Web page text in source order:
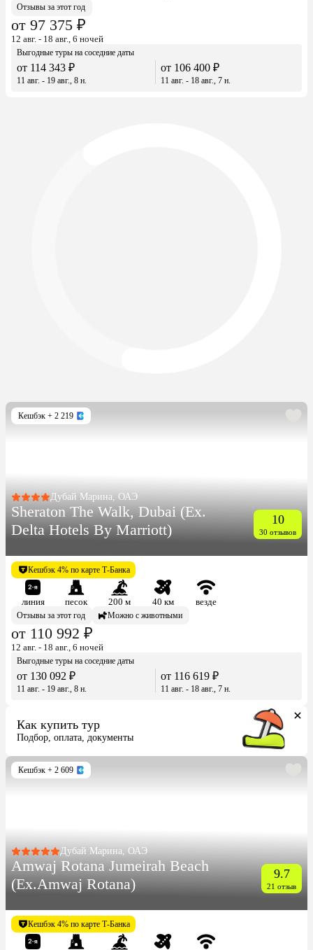
Отзывы за этот год
от 97 375 ₽
12 авг. - 18 авг., 6 ночей
Выгодные туры на соседние даты
от 114 343 ₽
11 авг. - 19 авг., 8 н.
от 106 400 ₽
11 авг. - 18 авг., 7 н.
Кешбэк + 2 219
Дубай Марина, ОАЭ
Sheraton The Walk, Dubai (Ex.
Delta Hotels By Marriott)
10
30 отзывов
Кешбэк 4% по карте Т-Банка
линия песок 200 м 40 км
везде
Отзывы за этот год
Можно с животными
от 110 992 ₽
12 авг. - 18 авг., 6 ночей
Выгодные туры на соседние даты
от 130 092 ₽
11 авг. - 19 авг., 8 н.
от 116 619 ₽
11 авг. - 18 авг., 7 н.
Как купить тур
Подбор, оплата, документы
Кешбэк + 2 609
Дубай Марина, ОАЭ
Amwaj Rotana Jumeirah Beach
(Ex.Amwaj Rotana)
9.7
21 отзыв
Кешбэк 4% по карте Т-Банка